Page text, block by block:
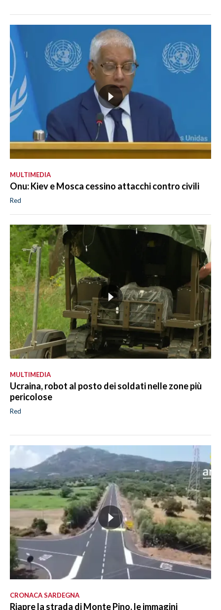
MULTIMEDIA
Onu: Kiev e Mosca cessino attacchi contro civili
Red
MULTIMEDIA
Ucraina, robot al posto dei soldati nelle zone più
pericolose
Red
CRONACA SARDEGNA
Riapre la strada di Monte Pino, le immagini